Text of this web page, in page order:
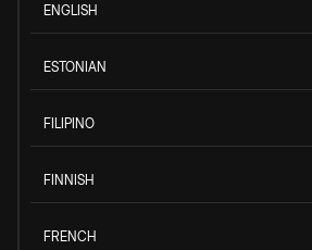
ENGLISH
ESTONIAN
FILIPINO
FINNISH
FRENCH